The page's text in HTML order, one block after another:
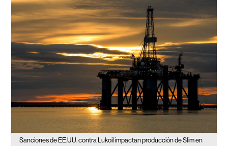
Sanciones de EE.UU. contra Lukoil impactan producción de Slim en